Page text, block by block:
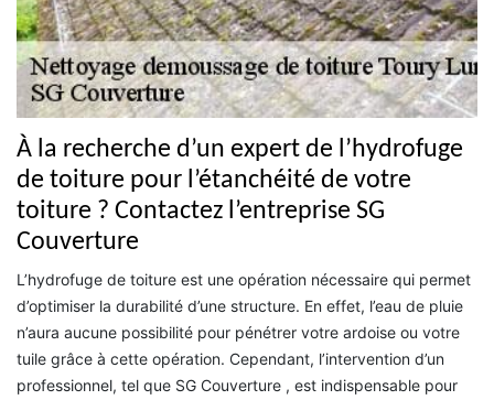
À la recherche d’un expert de l’hydrofuge
de toiture pour l’étanchéité de votre
toiture ? Contactez l’entreprise SG
Couverture
L’hydrofuge de toiture est une opération nécessaire qui permet
d’optimiser la durabilité d’une structure. En effet, l’eau de pluie
n’aura aucune possibilité pour pénétrer votre ardoise ou votre
tuile grâce à cette opération. Cependant, l’intervention d’un
professionnel, tel que SG Couverture , est indispensable pour